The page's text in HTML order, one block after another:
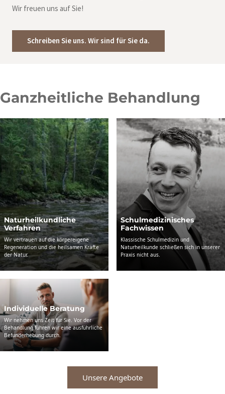
Wir freuen uns auf Sie!
Schreiben Sie uns. Wir sind für Sie da.
Ganzheitliche Behandlung
Natur­heil­­kundliche
Verfahren
Wir vertrauen auf die körpereigene
Regeneration und die heilsamen Kräfte
der Natur.
Schul­­­medizinisches
Fachwissen
Klassische Schulmedizin und
Naturheilkunde schließen sich in unserer
Praxis nicht aus.
Individuelle Beratung
Wir nehmen uns Zeit für Sie. Vor der
Behandlung führen wir eine ausführliche
Befunderhebung durch.
Unsere Angebote